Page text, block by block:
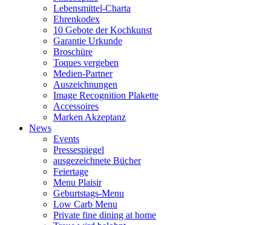
Lebensmittel-Charta
Ehrenkodex
10 Gebote der Kochkunst
Garantie Urkunde
Broschüre
Toques vergeben
Medien-Partner
Auszeichnungen
Image Recognition Plakette
Accessoires
Marken Akzeptanz
News
Events
Pressespiegel
ausgezeichnete Bücher
Feiertage
Menu Plaisir
Geburtstags-Menu
Low Carb Menu
Private fine dining at home